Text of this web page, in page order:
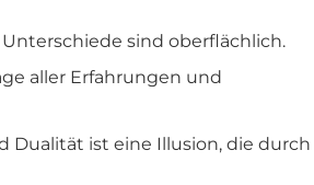
sind oberflächlich.
aller Erfahrungen und
Dualität ist eine Illusion, die durch